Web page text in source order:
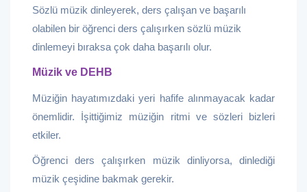
Sözlü müzik dinleyerek, ders çalışan ve başarılı
olabilen bir öğrenci ders çalışırken sözlü müzik
dinlemeyi bıraksa çok daha başarılı olur.
Müzik ve DEHB
Müziğin hayatımızdaki yeri hafife alınmayacak kadar
önemlidir. İşittiğimiz müziğin ritmi ve sözleri bizleri
etkiler.
Öğrenci ders çalışırken müzik dinliyorsa, dinlediği
müzik çeşidine bakmak gerekir.